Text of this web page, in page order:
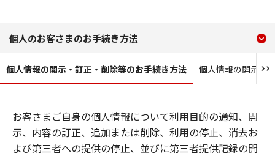
個人情報の開示・訂正・
現在のコンテンツ
個人のお客さまのお手続き方法コンテンツメニュー
個人情報の開示・訂正・削除等のお手続き方法 個人情報の開示／
お客さまご自身の個人情報について利用目的の通知、開
示、内容の訂正、追加または削除、利用の停止、消去お
よび第三者への提供の停止、並びに第三者提供記録の開